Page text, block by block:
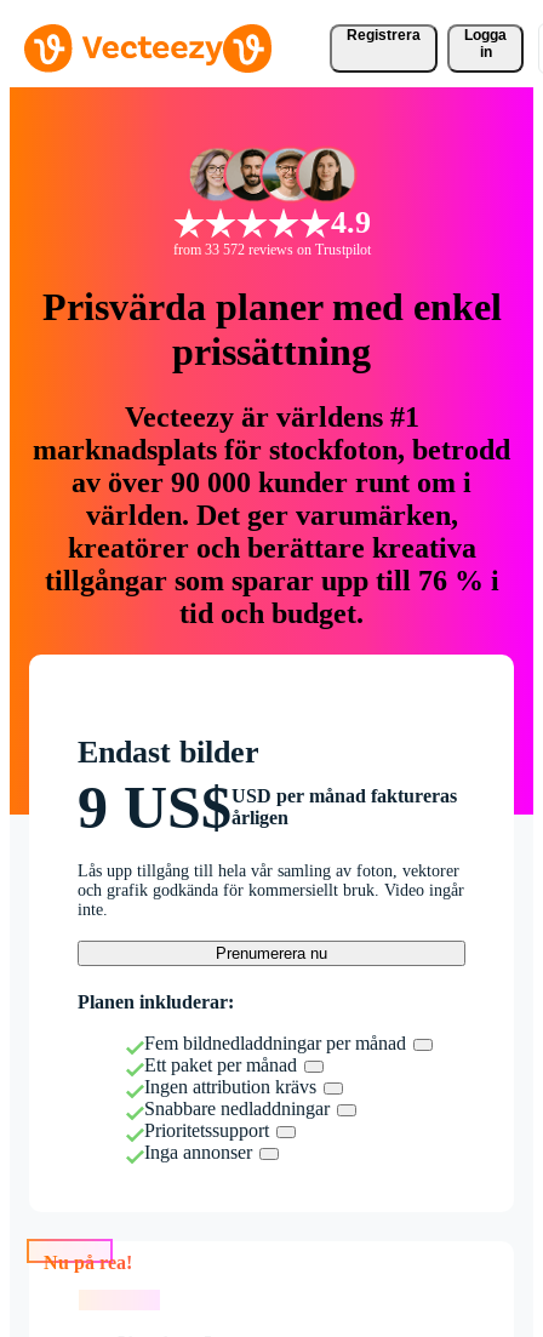
Registrera
Logga
in
4.9
from 33 572 reviews on Trustpilot
Prisvärda planer med enkel
prissättning
Vecteezy är världens #1
marknadsplats för stockfoton, betrodd
av över 90 000 kunder runt om i
världen. Det ger varumärken,
kreatörer och berättare kreativa
tillgångar som sparar upp till 76 % i
tid och budget.
Endast bilder
9 US$USD per månad faktureras
årligen
Lås upp tillgång till hela vår samling av foton, vektorer
och grafik godkända för kommersiellt bruk. Video ingår
inte.
Prenumerera nu
Planen inkluderar:
Fem bildnedladdningar per månad
Ett paket per månad
Ingen attribution krävs
Snabbare nedladdningar
Prioritetssupport
Inga annonser
Nu på rea!